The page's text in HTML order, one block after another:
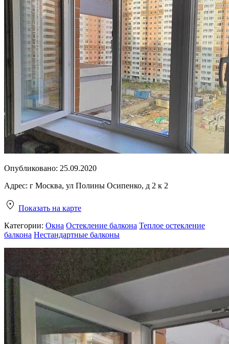
Опубликовано: 25.09.2020
Адрес: г Москва, ул Полины Осипенко, д 2 к 2
Показать на карте
Категории: Окна Остекление балкона Теплое остекление
балкона Нестандартные балконы